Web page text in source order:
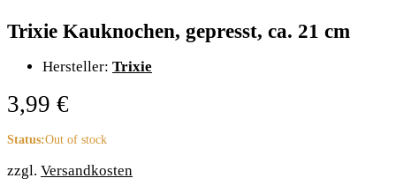
Trixie Kauknochen, gepresst, ca. 21 cm
Hersteller: Trixie
3,99 €
Status:Out of stock
zzgl. Versandkosten